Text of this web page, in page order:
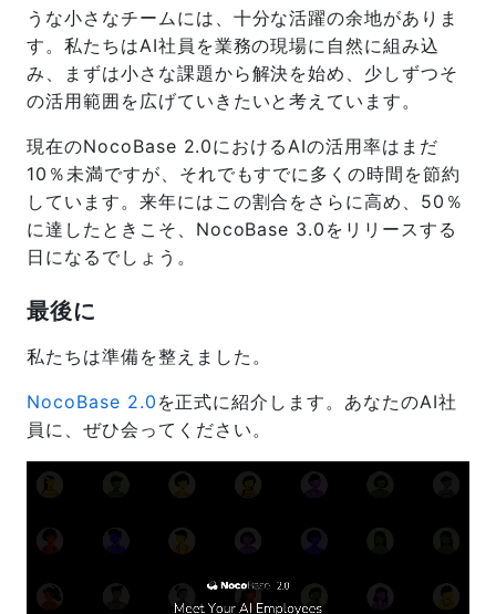
うな小さなチームには、十分な活躍の余地がありま
す。私たちはAI社員を業務の現場に自然に組み込
み、まずは小さな課題から解決を始め、少しずつそ
の活用範囲を広げていきたいと考えています。
現在のNocoBase 2.0におけるAIの活用率はまだ
10％未満ですが、それでもすでに多くの時間を節約
しています。来年にはこの割合をさらに高め、50％
に達したときこそ、NocoBase 3.0をリリースする
日になるでしょう。
最後に
私たちは準備を整えました。
NocoBase 2.0 を正式に紹介します。あなたのAI社
員に、ぜひ会ってください。